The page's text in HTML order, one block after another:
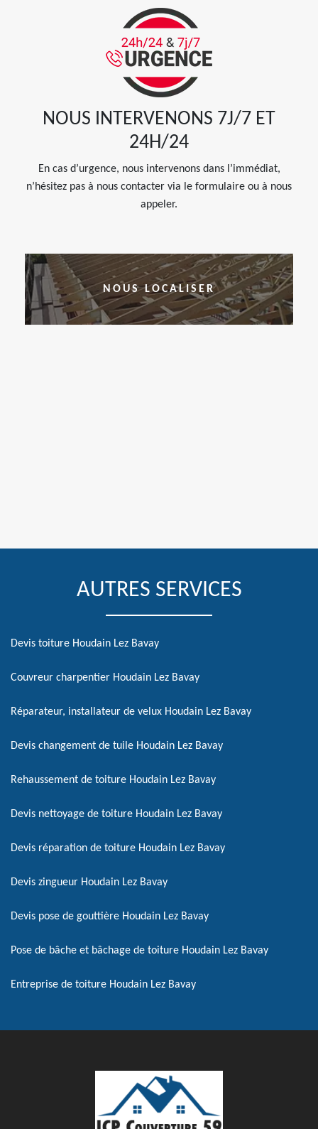
NOUS INTERVENONS 7J/7 ET
24H/24
En cas d’urgence, nous intervenons dans l’immédiat,
n’hésitez pas à nous contacter via le formulaire ou à nous
appeler.
NOUS LOCALISER
AUTRES SERVICES
Devis toiture Houdain Lez Bavay
Couvreur charpentier Houdain Lez Bavay
Réparateur, installateur de velux Houdain Lez Bavay
Devis changement de tuile Houdain Lez Bavay
Rehaussement de toiture Houdain Lez Bavay
Devis nettoyage de toiture Houdain Lez Bavay
Devis réparation de toiture Houdain Lez Bavay
Devis zingueur Houdain Lez Bavay
Devis pose de gouttière Houdain Lez Bavay
Pose de bâche et bâchage de toiture Houdain Lez Bavay
Entreprise de toiture Houdain Lez Bavay